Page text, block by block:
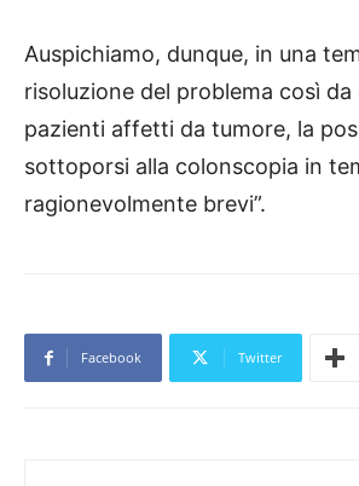
Auspichiamo, dunque, in una
risoluzione del problema così da
pazienti affetti da tumore, la
sottoporsi alla colonscopia in
ragionevolmente brevi”.
Facebook Twitter